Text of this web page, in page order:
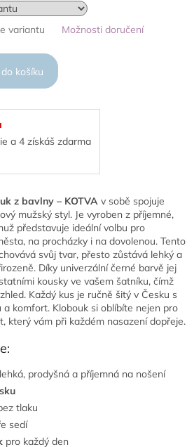
variantu Možnosti doručení
košíku
a 4 získáš zdarma
z bavlny – KOTVA v sobě spojuje
mužský styl. Je vyroben z příjemné,
představuje ideální volbu pro
na procházky i na dovolenou. Tento
svůj tvar, přesto zůstává lehký a
Díky univerzální černé barvě jej
kousky ve vašem šatníku, čímž
Každý kus je ručně šitý v Česku s
komfort. Klobouk si oblíbíte nejen pro
který vám při každém nasazení dopřeje.
prodyšná a příjemná na nošení
tlaku
sedí
pro každý den